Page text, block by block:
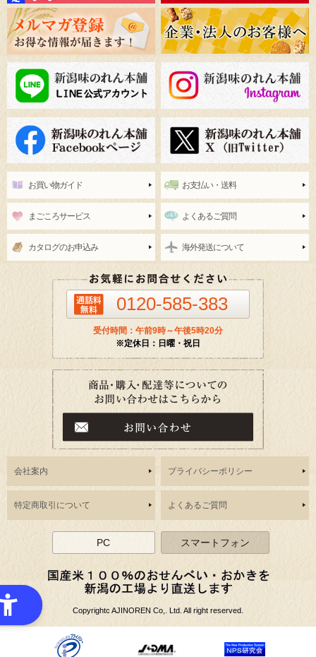
お買い物ガイド お支払い・送料
まごころサービス よくあるご質問
カタログのお申込み 海外発送について
0120-585-383
受付時間：午前9時～午後5時20分
※定休日：日曜・祝日
会社案内 プライバシーポリシー
特定商取引について よくあるご質問
PC スマートフォン
Copyrightc AJINOREN Co,. Ltd. All right reserved.